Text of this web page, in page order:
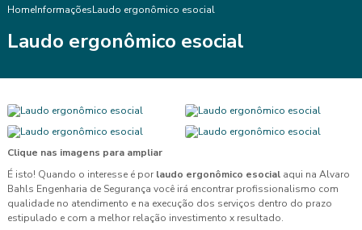
HomeInformaçõesLaudo ergonômico esocial
Laudo ergonômico esocial
Clique nas imagens para ampliar
É isto! Quando o interesse é por laudo ergonômico esocial aqui na Alvaro
Bahls Engenharia de Segurança você irá encontrar profissionalismo com
qualidade no atendimento e na execução dos serviços dentro do prazo
estipulado e com a melhor relação investimento x resultado.